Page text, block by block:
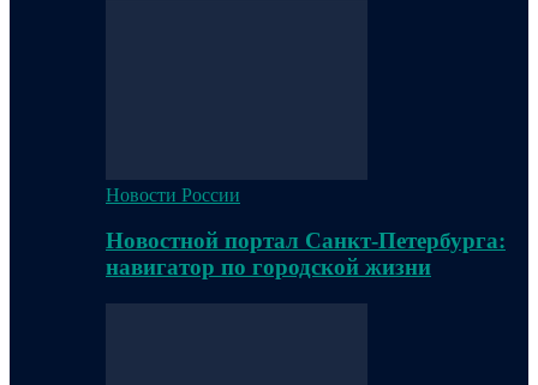
Новости России
Новостной портал Санкт-Петербурга:
навигатор по городской жизни